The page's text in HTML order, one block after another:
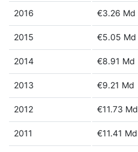
2016 €3.26 Md
2015 €5.05 Md
2014 €8.91 Md
2013 €9.21 Md
2012 €11.73 Md
2011 €11.41 Md